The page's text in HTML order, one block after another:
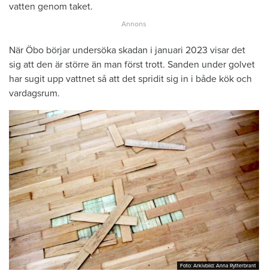
vatten genom taket.
När Öbo börjar undersöka skadan i januari 2023 visar det
sig att den är större än man först trott. Sanden under golvet
har sugit upp vattnet så att det spridit sig in i både kök och
vardagsrum.
Foto: Arkivbild: Anna Rytterbrant
Foto: Arkivbild: Anna Rytterbrant